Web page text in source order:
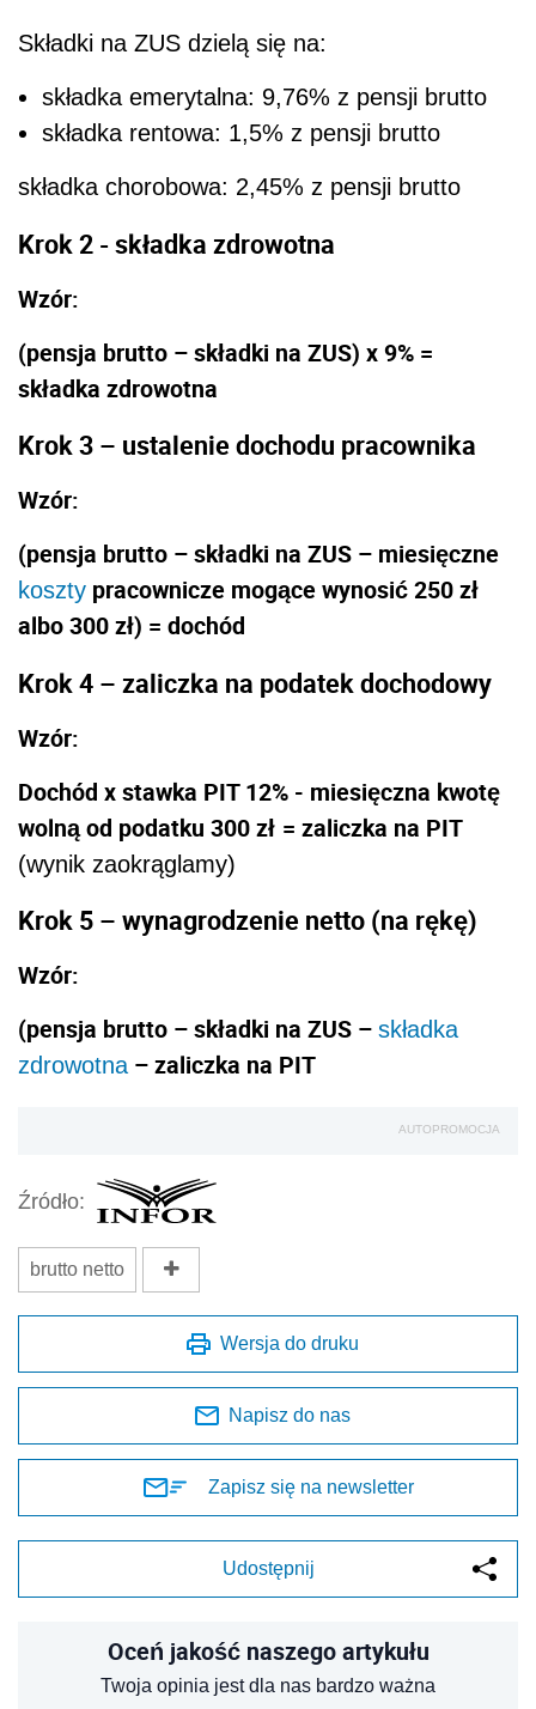
Składki na ZUS dzielą się na:
składka emerytalna: 9,76% z pensji brutto
składka rentowa: 1,5% z pensji brutto
składka chorobowa: 2,45% z pensji brutto
Krok 2 - składka zdrowotna
Wzór:
(pensja brutto – składki na ZUS) x 9% =
składka zdrowotna
Krok 3 – ustalenie dochodu pracownika
Wzór:
(pensja brutto – składki na ZUS – miesięczne
koszty pracownicze mogące wynosić 250 zł
albo 300 zł) = dochód
Krok 4 – zaliczka na podatek dochodowy
Wzór:
Dochód x stawka PIT 12% - miesięczna kwotę
wolną od podatku 300 zł = zaliczka na PIT
(wynik zaokrąglamy)
Krok 5 – wynagrodzenie netto (na rękę)
Wzór:
(pensja brutto – składki na ZUS – składka
zdrowotna– zaliczka na PIT
AUTOPROMOCJA
Źródło:
brutto netto
Wersja do druku
Napisz do nas
Zapisz się na newsletter
Udostępnij
Oceń jakość naszego artykułu
Twoja opinia jest dla nas bardzo ważna